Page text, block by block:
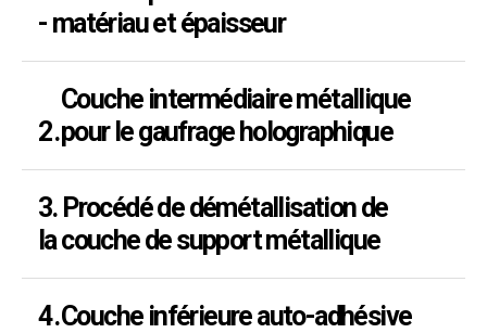
- matériau et épaisseur
2.
Couche intermédiaire métallique
pour le gaufrage holographique
3. Procédé de démétallisation de
la couche de support métallique
4.Couche inférieure auto-adhésive